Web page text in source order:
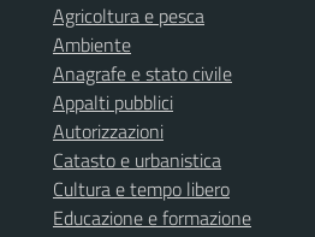
Agricoltura e pesca
Ambiente
Anagrafe e stato civile
Appalti pubblici
Autorizzazioni
Catasto e urbanistica
Cultura e tempo libero
Educazione e formazione